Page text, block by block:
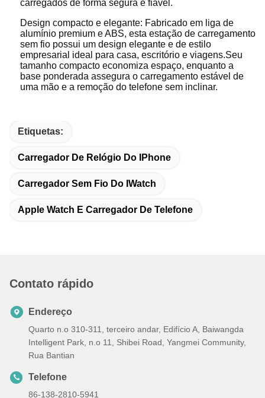
carregados de forma segura e fiável.
Design compacto e elegante: Fabricado em liga de
alumínio premium e ABS, esta estação de carregamento
sem fio possui um design elegante e de estilo
empresarial ideal para casa, escritório e viagens.Seu
tamanho compacto economiza espaço, enquanto a
base ponderada assegura o carregamento estável de
uma mão e a remoção do telefone sem inclinar.
Etiquetas:
Carregador De Relógio Do IPhone
Carregador Sem Fio Do IWatch
Apple Watch E Carregador De Telefone
Contato rápido
Endereço
Quarto n.o 310-311, terceiro andar, Edifício A, Baiwangda
Intelligent Park, n.o 11, Shibei Road, Yangmei Community,
Rua Bantian
Telefone
86-138-2810-5941